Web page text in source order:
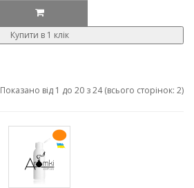
Купити в 1 клік
Показано від 1 до 20 з 24 (всього сторінок: 2)